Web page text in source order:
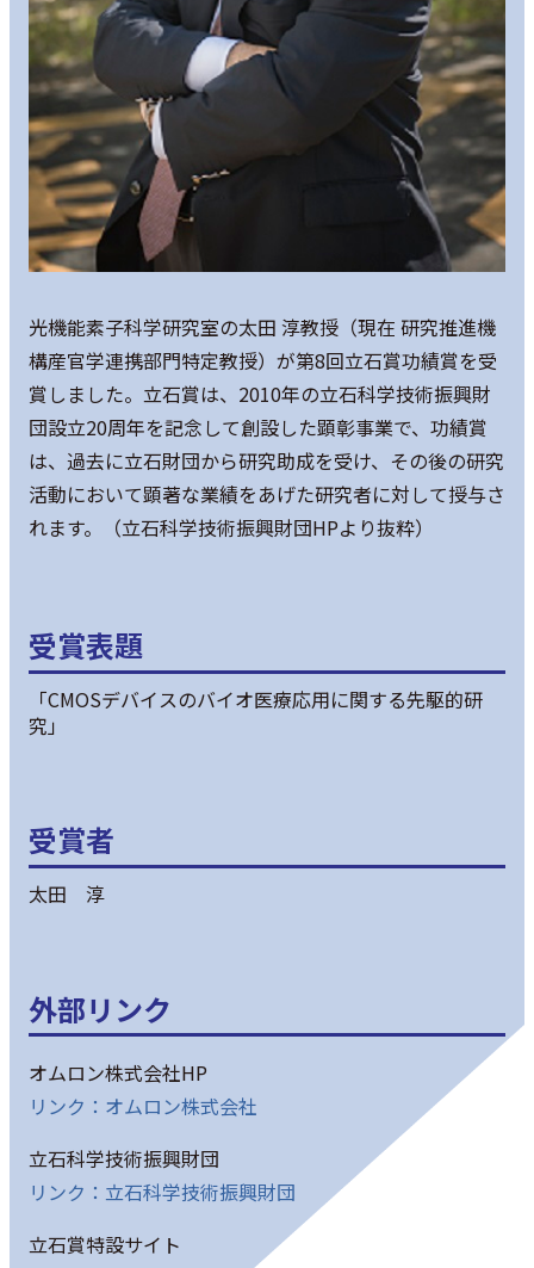
光機能素子科学研究室の太田 淳教授（現在 研究推進機
構産官学連携部門特定教授）が第8回立石賞功績賞を受
賞しました。立石賞は、2010年の立石科学技術振興財
団設立20周年を記念して創設した顕彰事業で、功績賞
は、過去に立石財団から研究助成を受け、その後の研究
活動において顕著な業績をあげた研究者に対して授与さ
れます。（立石科学技術振興財団HPより抜粋）
受賞表題
「CMOSデバイスのバイオ医療応用に関する先駆的研
究」
受賞者
太田 淳
外部リンク
オムロン株式会社HP
リンク：オムロン株式会社
立石科学技術振興財団
リンク：立石科学技術振興財団
立石賞特設サイト